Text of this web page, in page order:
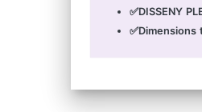
✅DISSENY